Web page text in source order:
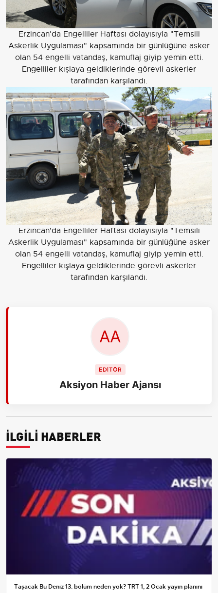
Erzincan'da Engelliler Haftası dolayısıyla "Temsili
Askerlik Uygulaması" kapsamında bir günlüğüne asker
olan 54 engelli vatandaş, kamuflaj giyip yemin etti.
Engelliler kışlaya geldiklerinde görevli askerler
tarafından karşılandı.
Erzincan'da Engelliler Haftası dolayısıyla "Temsili
Askerlik Uygulaması" kapsamında bir günlüğüne asker
olan 54 engelli vatandaş, kamuflaj giyip yemin etti.
Engelliler kışlaya geldiklerinde görevli askerler
tarafından karşılandı.
EDİTÖR
Aksiyon Haber Ajansı
İLGİLİ HABERLER
Taşacak Bu Deniz 13. bölüm neden yok? TRT 1, 2 Ocak yayın planını